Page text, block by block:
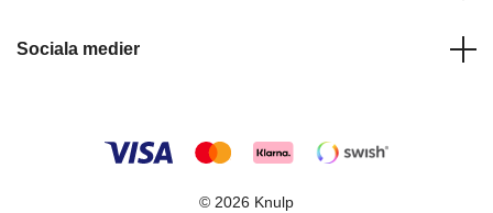
Sociala medier
© 2026 Knulp